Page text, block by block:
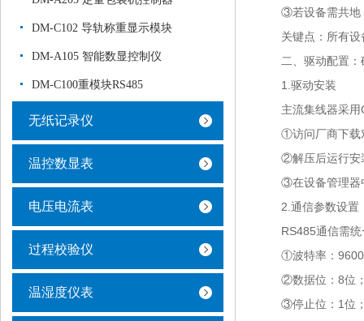
DM-C102 导轨称重显示模块
DM-A105 智能数显控制仪
DM-C100重模块RS485
无纸记录仪
温控数显表
电压电流表
过程校验仪
温湿度仪表
③若设备需共地，
关键点：所有设备
二、驱动配置：
1.驱动安装
主流集线器采用
①访问厂商下载
②解压后运行安装
③在设备管理器中
2.通信参数设置
RS485通信需统
①波特率：
②数据位：8位
③停止位：1位